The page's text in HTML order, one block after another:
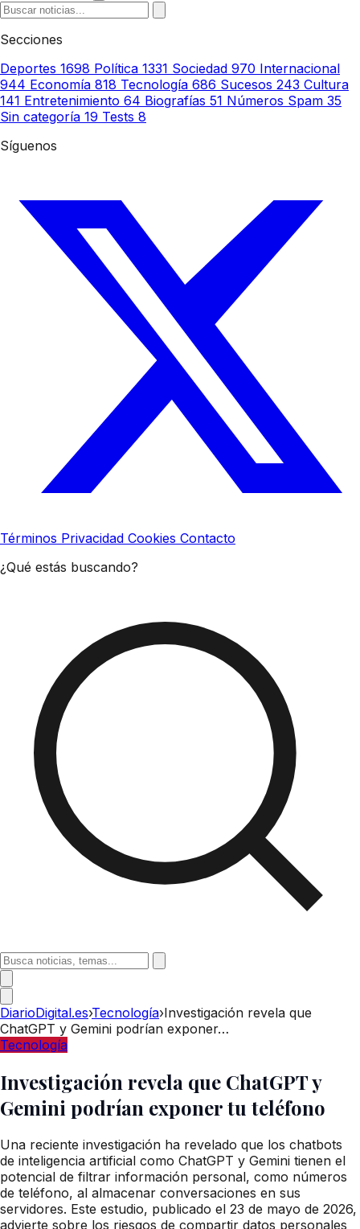
Secciones
Deportes 1698 Política 1331 Sociedad 970 Internacional
944 Economía 818 Tecnología 686 Sucesos 243 Cultura
141 Entretenimiento 64 Biografías 51 Números Spam 35
Sin categoría 19 Tests 8
Síguenos
Términos Privacidad Cookies Contacto
¿Qué estás buscando?
DiarioDigital.es›Tecnología›Investigación revela que
ChatGPT y Gemini podrían exponer…
Tecnología
Investigación revela que ChatGPT y
Gemini podrían exponer tu teléfono
Una reciente investigación ha revelado que los chatbots
de inteligencia artificial como ChatGPT y Gemini tienen el
potencial de filtrar información personal, como números
de teléfono, al almacenar conversaciones en sus
servidores. Este estudio, publicado el 23 de mayo de 2026,
advierte sobre los riesgos de compartir datos personales